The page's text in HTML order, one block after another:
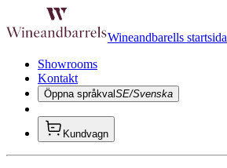
Wineandbarells startsida
Showrooms
Kontakt
Öppna språkvalSE/Svenska
Kundvagn